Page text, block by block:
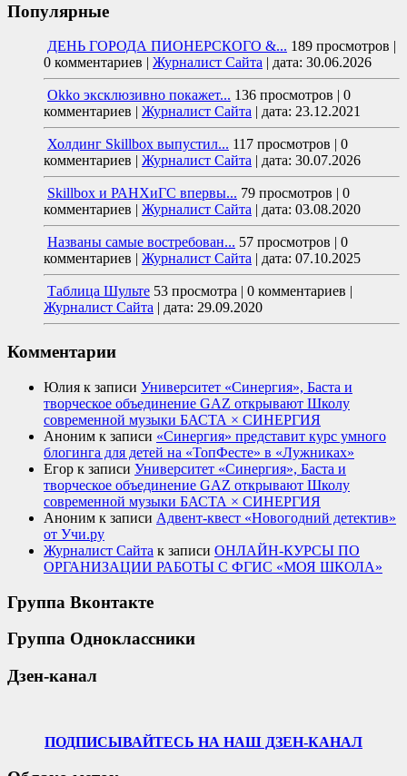
Популярные
ДЕНЬ ГОРОДА ПИОНЕРСКОГО &... 189 просмотров
0 комментариев
Журналист Сайта дата: 30.06.2026
Okko эксклюзивно покажет... 136 просмотров
0
комментариев
Журналист Сайта дата: 23.12.2021
Холдинг Skillbox выпустил... 117 просмотров
0
комментариев
Журналист Сайта дата: 30.07.2026
Skillbox и РАНХиГС впервы... 79 просмотров
0
комментариев
Журналист Сайта дата: 03.08.2020
Названы самые востребован... 57 просмотров
0
комментариев
Журналист Сайта дата: 07.10.2025
Таблица Шульте 53 просмотра 0 комментариев
Журналист Сайта
дата: 29.09.2020
Комментарии
Юлия к записи Университет «Синергия», Баста и
творческое объединение GAZ открывают Школу
современной музыки БАСТА × СИНЕРГИЯ
Аноним к записи «Синергия» представит курс умного
блогинга для детей на «ТопФесте» в «Лужниках»
Егор к записи Университет «Синергия», Баста и
творческое объединение GAZ открывают Школу
современной музыки БАСТА × СИНЕРГИЯ
Аноним к записи Адвент-квест «Новогодний детектив»
от Учи.ру
Журналист Сайта к записи ОНЛАЙН-КУРСЫ ПО
ОРГАНИЗАЦИИ РАБОТЫ С ФГИС «МОЯ ШКОЛА»
Группа Вконтакте
Группа Одноклассники
Дзен-канал
ПОДПИСЫВАЙТЕСЬ НА НАШ ДЗЕН-КАНАЛ